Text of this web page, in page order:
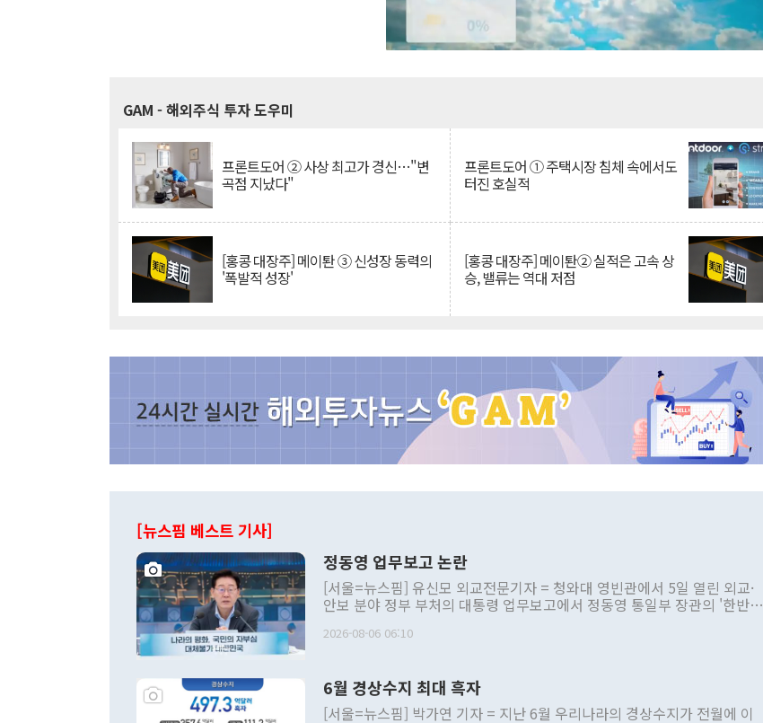
GAM - 해외주식 투자 도우미
프론트도어 ② 사상 최고가 경신…"변
곡점 지났다"
프론트도어 ① 주택시장 침체 속에서도
터진 호실적
[홍콩 대장주] 메이퇀 ③ 신성장 동력의
'폭발적 성장'
[홍콩 대장주] 메이퇀② 실적은 고속 상
승, 밸류는 역대 저점
[뉴스핌 베스트 기사]
정동영 업무보고 논란
[서울=뉴스핌] 유신모 외교전문기자 = 청와대 영빈관에서 5일 열린 외교·
안보 분야 정부 부처의 대통령 업무보고에서 정동영 통일부 장관의 '한반도
발언 중에는 정부 내 조율을 거치지 않은 사안을 정책으로 추진하겠다고 공
주의적 희망에 근거한 비현실적 구상'이라는 비판을 내놨다. 그동안 정 장
관의 대북 정책 관련 발언이 물의를 빚은 적은 여러 번 있지만 대통령과 유
2026-08-06 06:10
6월 경상수지 최대 흑자
[서울=뉴스핌] 박가연 기자 = 지난 6월 우리나라의 경상수지가 전월에 이